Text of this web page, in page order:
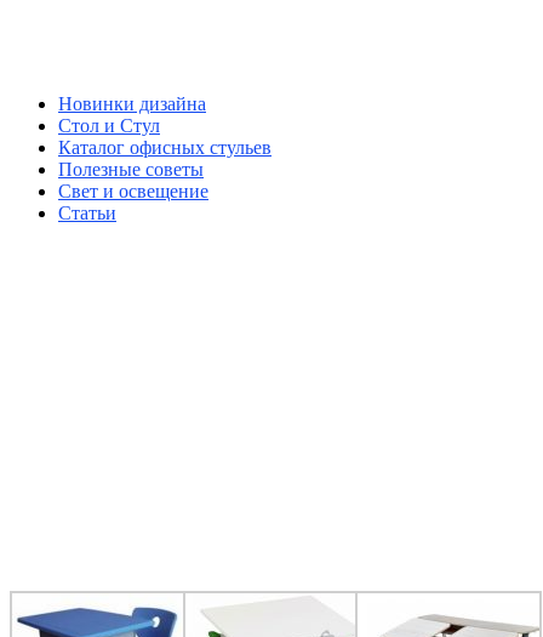
Новинки дизайна
Стол и Стул
Каталог офисных стульев
Полезные советы
Свет и освещение
Статьи